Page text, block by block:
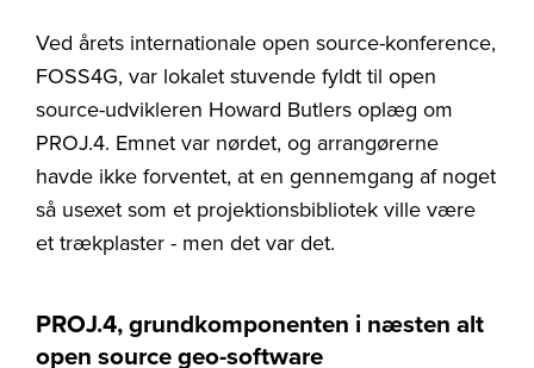
Ved årets internationale open source-konference,
FOSS4G, var lokalet stuvende fyldt til open
source-udvikleren Howard Butlers oplæg om
PROJ.4. Emnet var nørdet, og arrangørerne
havde ikke forventet, at en gennemgang af noget
så usexet som et projektionsbibliotek ville være
et trækplaster - men det var det.
PROJ.4, grundkomponenten i næsten alt
open source geo-software